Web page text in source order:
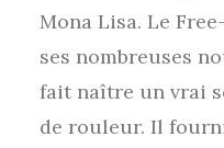
Mona Lisa. Le
ses nombreuses
fait naître un vrai
de rouleur. Il